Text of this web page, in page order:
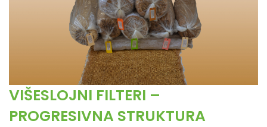
VIŠESLOJNI FILTERI –
PROGRESIVNA STRUKTURA